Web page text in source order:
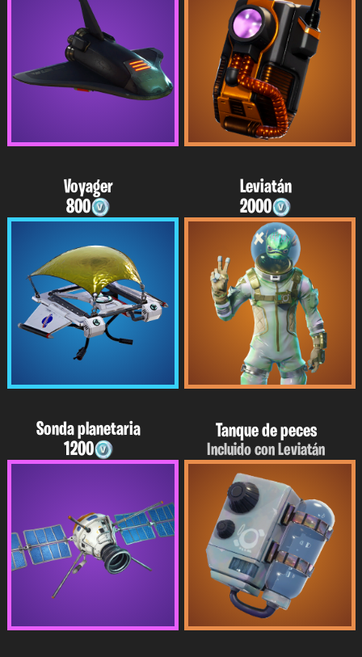
Voyager
800
Leviatán
2000
Sonda planetaria
1200
Tanque de peces
Incluido con Leviatán